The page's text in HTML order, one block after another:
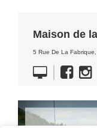
Maison de
5 Rue De La